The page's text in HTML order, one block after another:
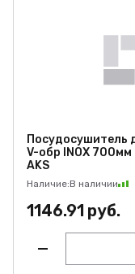
Посудосушитель
V-обр INOX
AKS
Наличие:В наличии
1146.91 руб.